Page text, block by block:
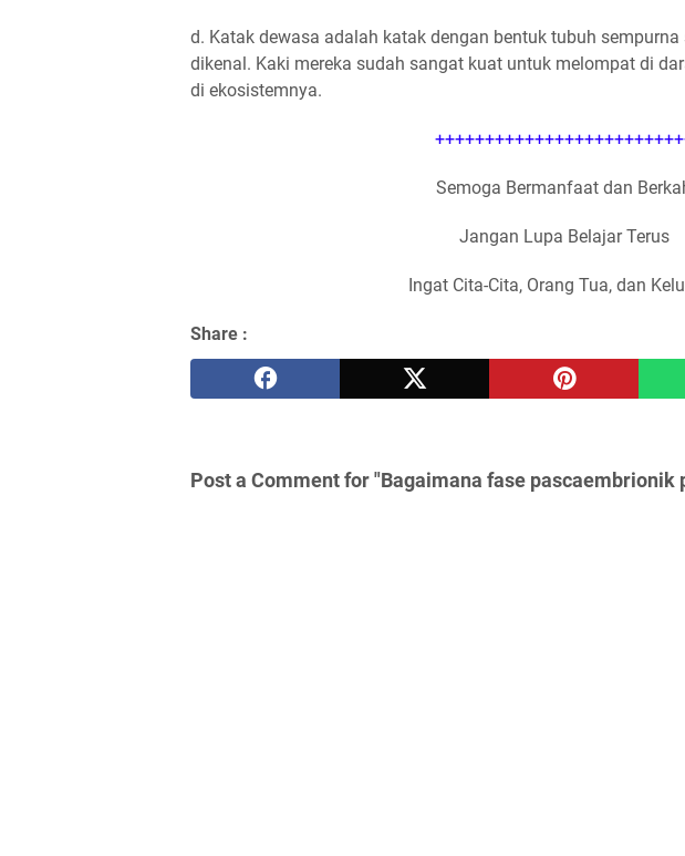
d. Katak dewasa adalah katak dengan bentuk tubuh
dikenal. Kaki mereka sudah sangat kuat untuk melompat di
di ekosistemnya.
Semoga Bermanfaat dan
Jangan Lupa Belajar Terus
Ingat Cita-Cita, Orang Tua, dan
Share :
Post a Comment for "Bagaimana fase pascaembrionik